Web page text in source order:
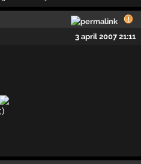
3 april 2007 21:11